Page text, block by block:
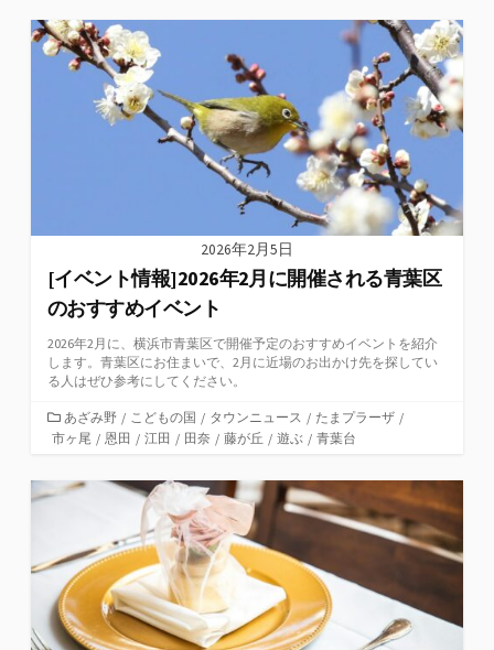
ゴ
リ
ー
2026年2月5日
[イベント情報]2026年2月に開催される青葉区
のおすすめイベント
2026年2月に、横浜市青葉区で開催予定のおすすめイベントを紹介
します。青葉区にお住まいで、2月に近場のお出かけ先を探してい
る人はぜひ参考にしてください。
カ
テ
リ
あざみ野 / こどもの国 / タウンニュース / たまプラーザ /
市ヶ尾 / 恩田 / 江田 / 田奈 / 藤が丘 / 遊ぶ / 青葉台